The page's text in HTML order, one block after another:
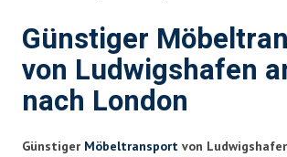
Günstiger
von Ludwigshafen
nach London
Günstiger Möbeltransport von